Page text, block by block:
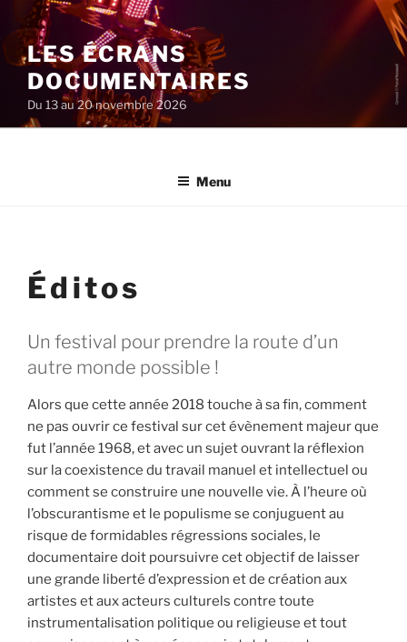
au
contenu
principal
LES ÉCRANS
DOCUMENTAIRES
Du 13 au 20 novembre 2026
Menu
Éditos
Un festival pour prendre la route d’un
autre monde possible !
Alors que cette année 2018 touche à sa fin, comment
ne pas ouvrir ce festival sur cet évènement majeur que
fut l’année 1968, et avec un sujet ouvrant la réflexion
sur la coexistence du travail manuel et intellectuel ou
comment se construire une nouvelle vie. À l’heure où
l’obscurantisme et le populisme se conjuguent au
risque de formidables régressions sociales, le
documentaire doit poursuivre cet objectif de laisser
une grande liberté d’expression et de création aux
artistes et aux acteurs culturels contre toute
instrumentalisation politique ou religieuse et tout